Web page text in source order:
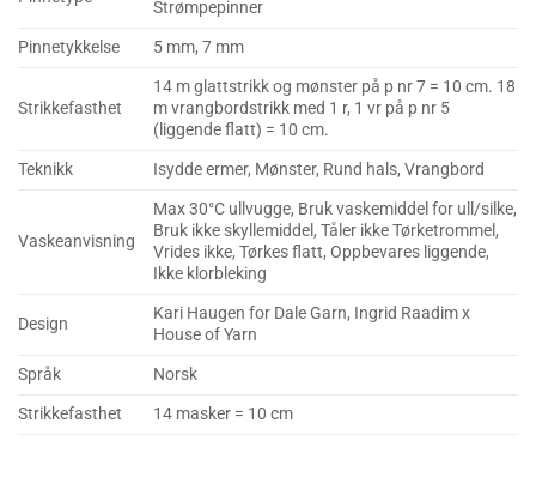
Strømpepinner
Pinnetykkelse
5 mm, 7 mm
Strikkefasthet
14 m glattstrikk og mønster på p nr 7 = 10 cm. 18
m vrangbordstrikk med 1 r, 1 vr på p nr 5
(liggende flatt) = 10 cm.
Teknikk
Isydde ermer, Mønster, Rund hals, Vrangbord
Vaskeanvisning
Max 30°C ullvugge, Bruk vaskemiddel for ull/silke,
Bruk ikke skyllemiddel, Tåler ikke Tørketrommel,
Vrides ikke, Tørkes flatt, Oppbevares liggende,
Ikke klorbleking
Design
Kari Haugen for Dale Garn, Ingrid Raadim x
House of Yarn
Språk
Norsk
Strikkefasthet
14 masker = 10 cm